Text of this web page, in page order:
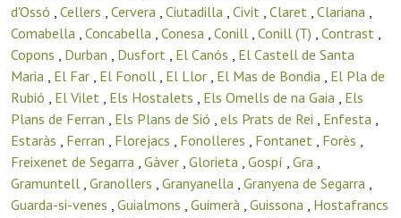
d'Ossó , Cellers , Cervera , Ciutadilla , Civit , Claret , Clariana ,
Comabella , Concabella , Conesa , Conill , Conill (T) , Contrast ,
Copons , Durban , Dusfort , El Canós , El Castell de Santa
Maria , El Far , El Fonoll , El Llor , El Mas de Bondia , El Pla de
Rubió , El Vilet , Els Hostalets , Els Omells de na Gaia , Els
Plans de Ferran , Els Plans de Sió , els Prats de Rei , Enfesta ,
Estaràs , Ferran , Florejacs , Fonolleres , Fontanet , Forès ,
Freixenet de Segarra , Gàver , Glorieta , Gospí , Gra ,
Gramuntell , Granollers , Granyanella , Granyena de Segarra ,
Guarda-si-venes , Guialmons , Guimerà , Guissona , Hostafrancs